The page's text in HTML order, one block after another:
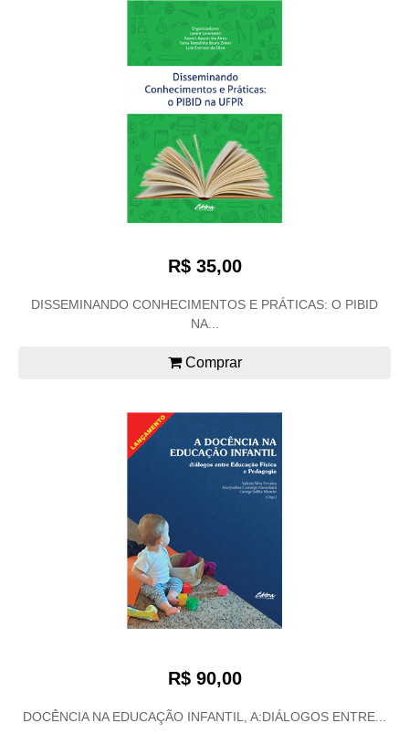
R$ 35,00
DISSEMINANDO CONHECIMENTOS E PRÁTICAS: O PIBID
NA...
Comprar
R$ 90,00
DOCÊNCIA NA EDUCAÇÃO INFANTIL, A:DIÁLOGOS ENTRE...